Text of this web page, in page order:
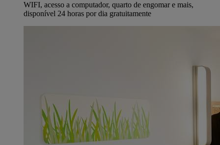
WIFI, acesso a computador, quarto de engomar e mais,
disponível 24 horas por dia gratuitamente